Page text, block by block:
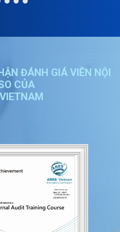
ĐÁNH GIÁ VIÊN NỘI
CỦA